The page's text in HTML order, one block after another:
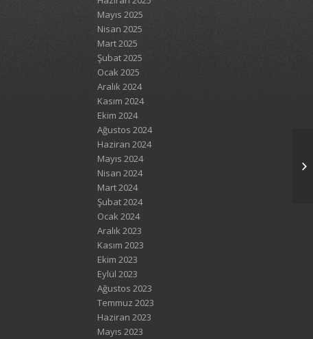
Mayıs 2025
Nisan 2025
Mart 2025
Şubat 2025
Ocak 2025
Aralık 2024
Kasım 2024
Ekim 2024
Ağustos 2024
Haziran 2024
Mayıs 2024
Nisan 2024
Mart 2024
Şubat 2024
Ocak 2024
Aralık 2023
Kasım 2023
Ekim 2023
Eylül 2023
Ağustos 2023
Temmuz 2023
Haziran 2023
Mayıs 2023